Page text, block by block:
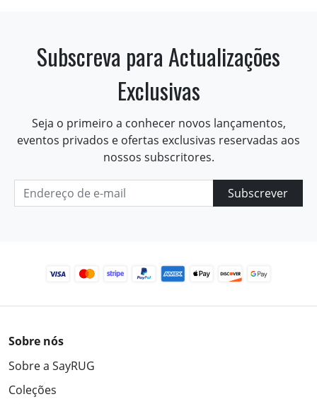
Subscreva para Actualizações
Exclusivas
Seja o primeiro a conhecer novos lançamentos,
eventos privados e ofertas exclusivas reservadas aos
nossos subscritores.
Subscrever
Sobre nós
Sobre a SayRUG
Coleções